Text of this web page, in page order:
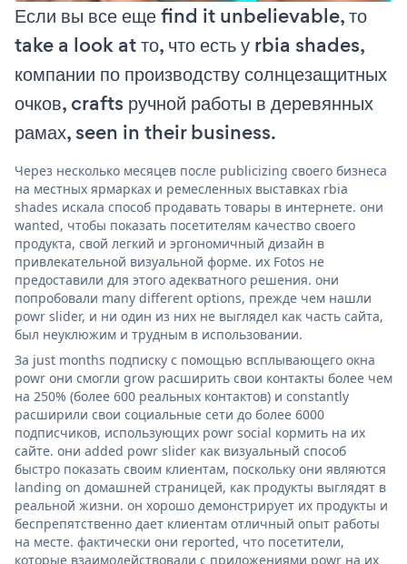
Если вы все еще find it unbelievable, то
take a look at то, что есть у rbia shades,
компании по производству солнцезащитных
очков, crafts ручной работы в деревянных
рамах, seen in their business.
Через несколько месяцев после publicizing своего бизнеса
на местных ярмарках и ремесленных выставках rbia
shades искала способ продавать товары в интернете. они
wanted, чтобы показать посетителям качество своего
продукта, свой легкий и эргономичный дизайн в
привлекательной визуальной форме. их Fotos не
предоставили для этого адекватного решения. они
попробовали many different options, прежде чем нашли
powr slider, и ни один из них не выглядел как часть сайта,
был неуклюжим и трудным в использовании.
За just months подписку с помощью всплывающего окна
powr они смогли grow расширить свои контакты более чем
на 250% (более 600 реальных контактов) и constantly
расширили свои социальные сети до более 6000
подписчиков, использующих powr social кормить на их
сайте. они added powr slider как визуальный способ
быстро показать своим клиентам, поскольку они являются
landing on домашней страницей, как продукты выглядят в
реальной жизни. он хорошо демонстрирует их продукты и
беспрепятственно дает клиентам отличный опыт работы
на месте. фактически они reported, что посетители,
которые взаимодействовали с приложениями powr на их